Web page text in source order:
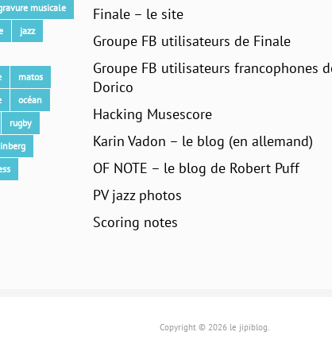
musicale
jazz
matos
océan
rugby
Finale – le site
Groupe FB utilisateurs de Finale
Groupe FB utilisateurs francophones
Dorico
Hacking Musescore
Karin Vadon – le blog (en allemand)
OF NOTE – le blog de Robert Puff
PV jazz photos
Scoring notes
Copyright © 2026 le jipiblog.